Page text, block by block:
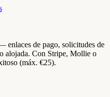
enlaces de pago, solicitudes de
alojada. Con Stripe, Mollie o
(máx. €25).